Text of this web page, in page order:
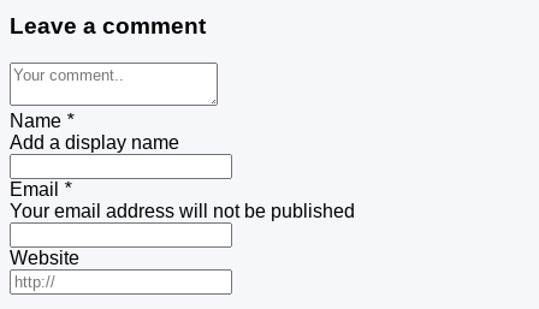
Leave a comment
Name *
Add a display name
Email *
Your email address will not be published
Website